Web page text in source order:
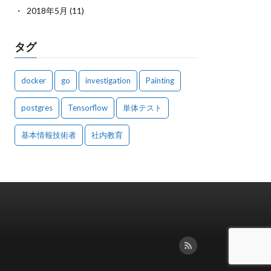
2018年5月 (11)
タグ
docker go investigation Painting
postgres Tensorflow 単体テスト
基本情報技術者 社内教育